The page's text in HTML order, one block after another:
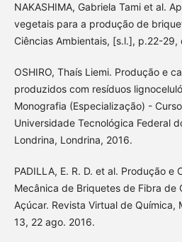
NAKASHIMA, Gabriela Tami et al.
vegetais para a produção de
Ciências Ambientais, [s.l.], p.22-29,
OSHIRO, Thaís Liemi. Produção e
produzidos com resíduos
Monografia (Especialização) -
Universidade Tecnológica Federal
Londrina, Londrina, 2016.
PADILLA, E. R. D. et al. Produção e
Mecânica de Briquetes de Fibra de
Açúcar. Revista Virtual de Química,
13, 22 ago. 2016.